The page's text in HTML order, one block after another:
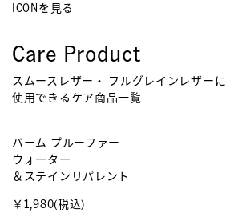
ICONを見る
Care Product
スムースレザー・ フルグレインレザーに
使用できるケア商品一覧
バーム プルーファー
ウォーター
＆ステインリパレント
￥1,980(税込)